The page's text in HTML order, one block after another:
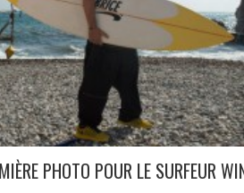
PHOTO POUR LE SURFEUR